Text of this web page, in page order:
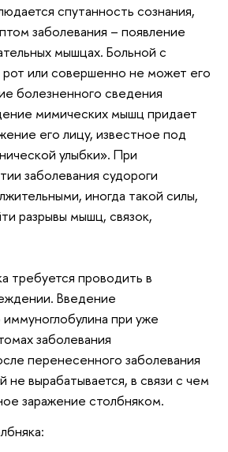
спутанность сознания,
заболевания – появление
мышцах. Больной с
рот или совершенно не может его
болезненного сведения
мимических мышц придает
его лицу, известное под
улыбки». При
заболевания судороги
иногда такой силы,
разрывы мышц, связок,
требуется проводить в
Введение
при уже
заболевания
перенесенного заболевания
вырабатывается, в связи с чем
заражение столбняком.